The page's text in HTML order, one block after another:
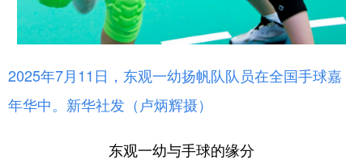
2025年7月11日，东观一幼扬帆队队员在全国手球嘉
年华中。新华社发（卢炳辉摄）
东观一幼与手球的缘分